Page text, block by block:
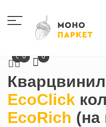
0 0 0
EcoClick
EcoRich (на